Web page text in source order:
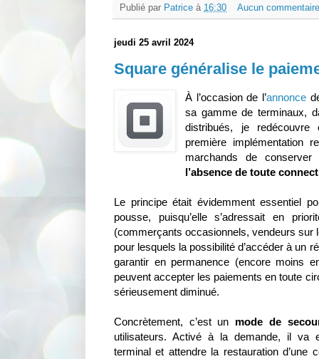
Publié par Patrice à 16:30 Aucun
jeudi 25 avril 2024
Square généralise le
À l’occasion de l’annonce
sa gamme de terminaux,
distribués, je
première implémentation
marchands de conserver
l’absence de toute
Le principe était évidemment essentiel
pousse, puisqu’elle s’adressait en
(commerçants occasionnels, vendeurs
pour lesquels la possibilité d’accéder à un
garantir en permanence (encore moins
peuvent accepter les paiements en toute
sérieusement diminué.
Concrètement, c’est un mode de
utilisateurs. Activé à la demande, il va
terminal et attendre la restauration d’une